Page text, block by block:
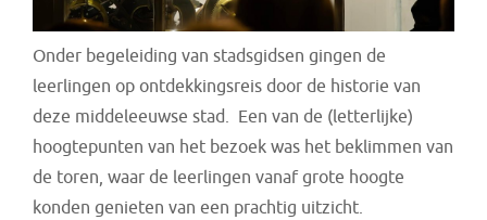
Onder begeleiding van stadsgidsen gingen de
leerlingen op ontdekkingsreis door de historie van
deze middeleeuwse stad. Een van de (letterlijke)
hoogtepunten van het bezoek was het beklimmen van
de toren, waar de leerlingen vanaf grote hoogte
konden genieten van een prachtig uitzicht.